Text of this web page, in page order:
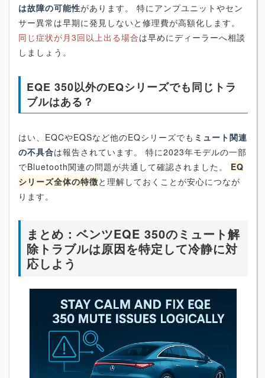
は故障の可能性があります。 特にアンプユニットやセン
サー異常は早期に発見しないと修理費が高額化します。
同じ症状が月3回以上出る場合は早めにディーラーへ相談
しましょう。
EQE 350以外のEQシリーズでも同じトラ
ブルはある？
はい、EQCやEQSなど他のEQシリーズでも ミュート関連
の不具合は報告されています。 特に2023年モデルの一部
でBluetooth関連の問題が共通して確認されました。 EQ
シリーズ全体の特徴と理解しておくことが安心につなが
ります。
まとめ：ベンツEQE 350のミュート解
除トラブルは原因を特定して冷静に対
応しよう